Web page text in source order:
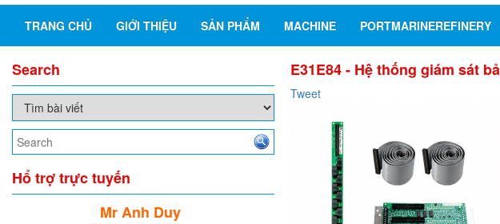
TRANG CHỦ GIỚI THIỆU SẢN PHẨM MACHINE PORTMARINEREFINERY
Search
Hổ trợ trực tuyến
Mr Anh Duy
E31E84 - Hệ thống giám sát
Tweet